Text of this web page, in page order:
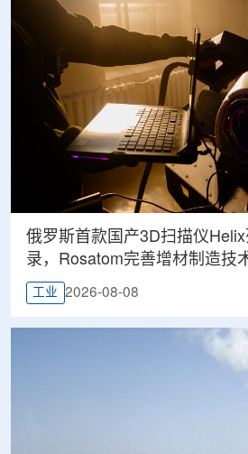
俄罗斯首款国产3D扫描仪
录，Rosatom完善增材制造技
工业 2026-08-08